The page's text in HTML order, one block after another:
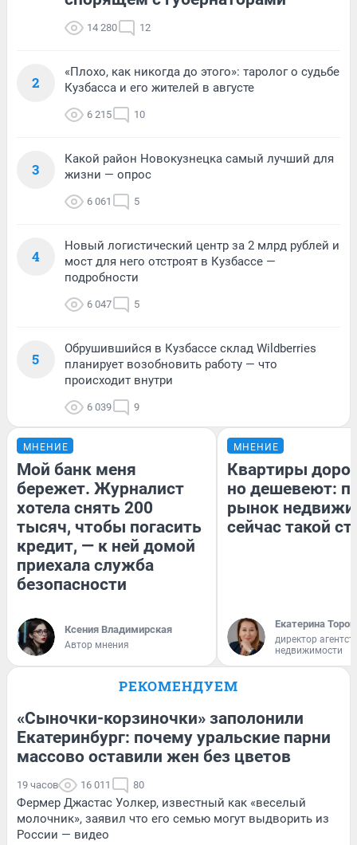
14 280 12
2
«Плохо, как никогда до этого»: таролог о судьбе
Кузбасса и его жителей в августе
6 215 10
3
Какой район Новокузнецка самый лучший для
жизни — опрос
6 061 5
4
Новый логистический центр за 2 млрд рублей и
мост для него отстроят в Кузбассе —
подробности
6 047 5
5
Обрушившийся в Кузбассе склад Wildberries
планирует возобновить работу — что
происходит внутри
6 039 9
МНЕНИЕ
Мой банк меня
бережет. Журналист
хотела снять 200
тысяч, чтобы погасить
кредит, — к ней домой
приехала служба
безопасности
Ксения Владимирская
Автор мнения
МНЕНИЕ
Квартиры
но дешевеют:
рынок
сейчас такой
Екатерина
директор
недвижимости
РЕКОМЕНДУЕМ
«Сыночки-корзиночки» заполонили
Екатеринбург: почему уральские парни
массово оставили жен без цветов
19 часов 16 011 80
Фермер Джастас Уолкер, известный как «веселый
молочник», заявил что его семью могут выдворить из
России — видео